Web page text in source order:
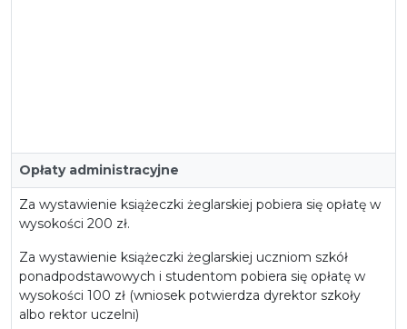
Opłaty administracyjne
Za wystawienie książeczki żeglarskiej pobiera się opłatę w
wysokości 200 zł.
Za wystawienie książeczki żeglarskiej uczniom szkół
ponadpodstawowych i studentom pobiera się opłatę w
wysokości 100 zł (wniosek potwierdza dyrektor szkoły
albo rektor uczelni)